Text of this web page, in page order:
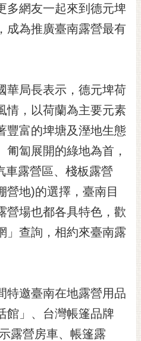
多網友一起來到德元埤
成為推廣臺南露營最有
華局長表示，德元埤荷
情，以荷蘭為主要元素
豐富的埤塘及溼地生態
匐展開的綠地為首，
車露營區、棧板露營
營地)的選擇，臺南目
營場也都各具特色，歡
」查詢，相約來臺南露
特邀臺南在地露營用品
館」、台灣帳篷品牌
露營房車、帳篷露